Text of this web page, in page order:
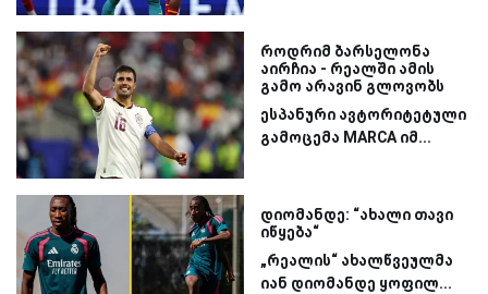
როდრიმ ბარსელონა
აირჩია - რეალში ამის
გამო არავინ გლოვობს
ესპანური ავტორიტეტული
გამოცემა MARCA იმ...
დიომანდე: “ახალი თავი
იწყება“
„რეალის“ ახალწვეულმა
იან დიომანდე ყოფილ...